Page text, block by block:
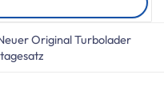
Original Turbolader